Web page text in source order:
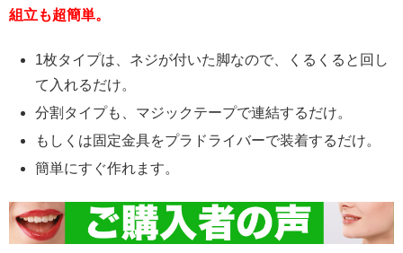
組立も超簡単。
1枚タイプは、ネジが付いた脚なので、くるくると回し
て入れるだけ。
分割タイプも、マジックテープで連結するだけ。
もしくは固定金具をプラドライバーで装着するだけ。
簡単にすぐ作れます。